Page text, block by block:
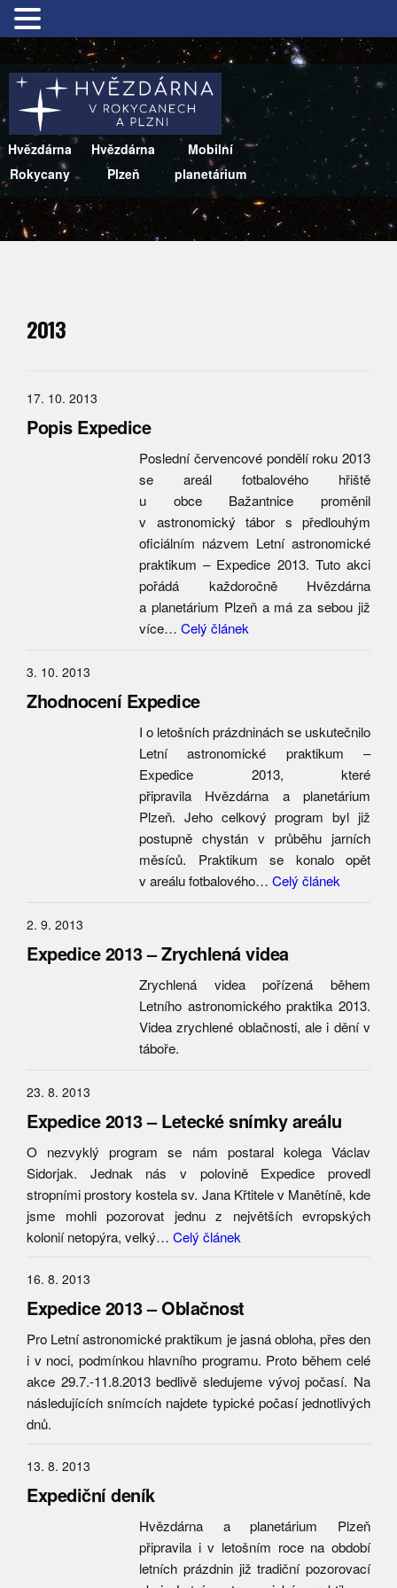
Hvězdárna
Rokycany
Hvězdárna
Plzeň
Mobilní
planetárium
2013
17. 10. 2013
Popis Expedice
Poslední červencové pondělí roku 2013
se areál fotbalového hřiště
u obce Bažantnice proměnil
v astronomický tábor s předlouhým
oficiálním názvem Letní astronomické
praktikum – Expedice 2013. Tuto akci
pořádá každoročně Hvězdárna
a planetárium Plzeň a má za sebou již
více… Celý článek
3. 10. 2013
Zhodnocení Expedice
I o letošních prázdninách se uskutečnilo
Letní astronomické praktikum –
Expedice 2013, které
připravila Hvězdárna a planetárium
Plzeň. Jeho celkový program byl již
postupně chystán v průběhu jarních
měsíců. Praktikum se konalo opět
v areálu fotbalového… Celý článek
2. 9. 2013
Expedice 2013 – Zrychlená videa
Zrychlená videa pořízená během
Letního astronomického praktika 2013.
Videa zrychlené oblačnosti, ale i dění v
táboře.
23. 8. 2013
Expedice 2013 – Letecké snímky areálu
O nezvyklý program se nám postaral kolega Václav
Sidorjak. Jednak nás v polovině Expedice provedl
stropními prostory kostela sv. Jana Křtitele v Manětíně, kde
jsme mohli pozorovat jednu z největších evropských
kolonií netopýra, velký… Celý článek
16. 8. 2013
Expedice 2013 – Oblačnost
Pro Letní astronomické praktikum je jasná obloha, přes den
i v noci, podmínkou hlavního programu. Proto během celé
akce 29.7.-11.8.2013 bedlivě sledujeme vývoj počasí. Na
následujících snímcích najdete typické počasí jednotlivých
dnů.
13. 8. 2013
Expediční deník
Hvězdárna a planetárium Plzeň
připravila i v letošním roce na období
letních prázdnin již tradiční pozorovací